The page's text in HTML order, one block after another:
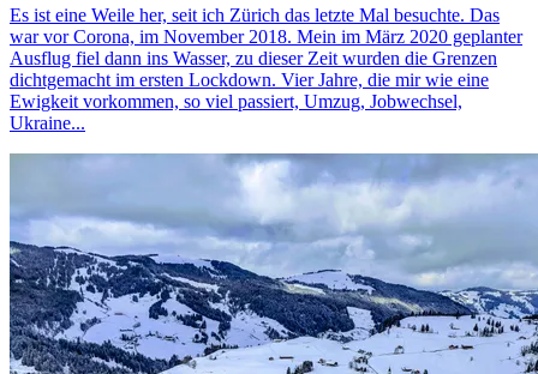
Es ist eine Weile her, seit ich Zürich das letzte Mal besuchte. Das
war vor Corona, im November 2018. Mein im März 2020 geplanter
Ausflug fiel dann ins Wasser, zu dieser Zeit wurden die Grenzen
dichtgemacht im ersten Lockdown. Vier Jahre, die mir wie eine
Ewigkeit vorkommen, so viel passiert, Umzug, Jobwechsel,
Ukraine...